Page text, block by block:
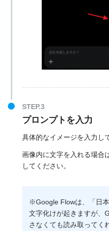
プロンプトを入力
具体的なイメージを入力し
画像内に文字を入れる場合
してください。
※Google Flowは、「日
文字化けが起きますが、
さなくても読み取ってく